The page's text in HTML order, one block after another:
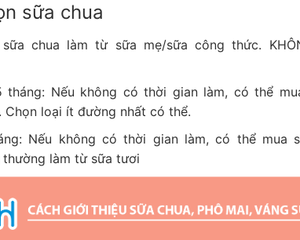
sữa chua
chua làm từ sữa mẹ/sữa công thức.
Nếu không có thời gian làm, có thể
Chọn loại ít đường nhất có thể.
Nếu không có thời gian làm, có thể mua
làm từ sữa tươi